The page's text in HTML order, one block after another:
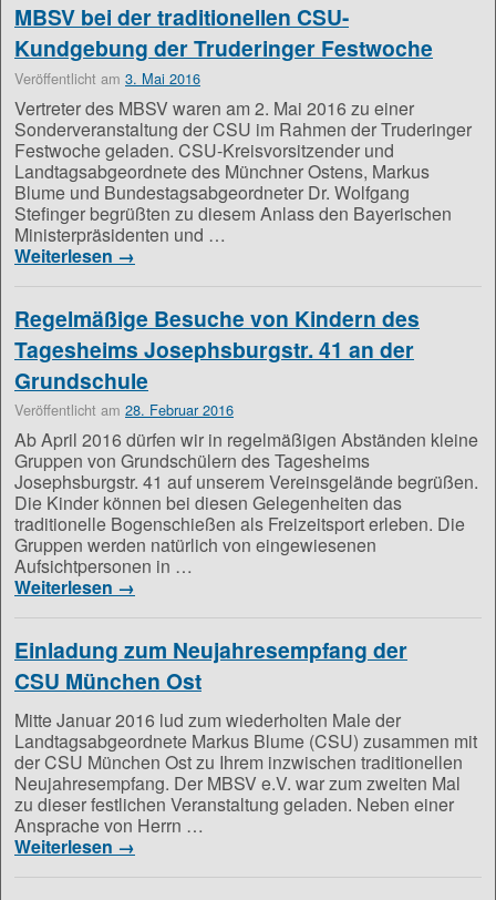
MBSV bei der traditionellen CSU-
Kundgebung der Truderinger Festwoche
Veröffentlicht am 3. Mai 2016
Vertreter des MBSV waren am 2. Mai 2016 zu einer
Sonderveranstaltung der CSU im Rahmen der Truderinger
Festwoche geladen. CSU-Kreisvorsitzender und
Landtagsabgeordnete des Münchner Ostens, Markus
Blume und Bundestagsabgeordneter Dr. Wolfgang
Stefinger begrüßten zu diesem Anlass den Bayerischen
Ministerpräsidenten und …
Weiterlesen →
Regelmäßige Besuche von Kindern des
Tagesheims Josephsburgstr. 41 an der
Grundschule
Veröffentlicht am 28. Februar 2016
Ab April 2016 dürfen wir in regelmäßigen Abständen kleine
Gruppen von Grundschülern des Tagesheims
Josephsburgstr. 41 auf unserem Vereinsgelände begrüßen.
Die Kinder können bei diesen Gelegenheiten das
traditionelle Bogenschießen als Freizeitsport erleben. Die
Gruppen werden natürlich von eingewiesenen
Aufsichtpersonen in …
Weiterlesen →
Einladung zum Neujahresempfang der
CSU München Ost
Mitte Januar 2016 lud zum wiederholten Male der
Landtagsabgeordnete Markus Blume (CSU) zusammen mit
der CSU München Ost zu Ihrem inzwischen traditionellen
Neujahresempfang. Der MBSV e.V. war zum zweiten Mal
zu dieser festlichen Veranstaltung geladen. Neben einer
Ansprache von Herrn …
Weiterlesen →